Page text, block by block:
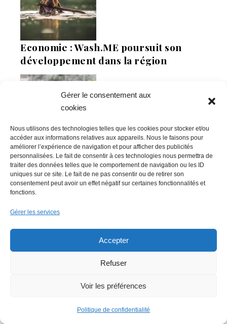
Gérer le consentement aux
cookies
Nous utilisons des technologies telles que les cookies pour stocker et/ou
accéder aux informations relatives aux appareils. Nous le faisons pour
améliorer l’expérience de navigation et pour afficher des publicités
personnalisées. Le fait de consentir à ces technologies nous permettra de
traiter des données telles que le comportement de navigation ou les ID
uniques sur ce site. Le fait de ne pas consentir ou de retirer son
consentement peut avoir un effet négatif sur certaines fonctionnalités et
fonctions.
Gérer les services
Accepter
Refuser
Voir les préférences
Politique de confidentialité
Economie : Wash.ME poursuit son
développement dans la région
La Mer Salée, maison d’édition,
soutenue par 300 citoyens
Flowrette rachetée, relocalise sa
production en France à Blain